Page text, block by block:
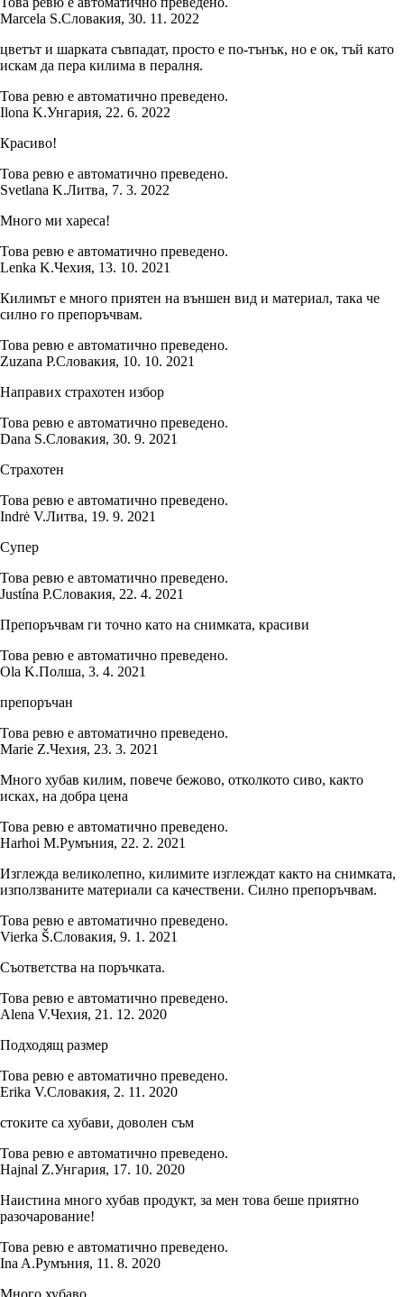
Marcela S.Словакия, 30. 11. 2022
цветът и шарката съвпадат, просто е по-тънък, но е ок, тъй като
искам да пера килима в пералня.
Това ревю е автоматично преведено.
Ilona K.Унгария, 22. 6. 2022
Красиво!
Това ревю е автоматично преведено.
Svetlana K.Литва, 7. 3. 2022
Много ми хареса!
Това ревю е автоматично преведено.
Lenka K.Чехия, 13. 10. 2021
Килимът е много приятен на външен вид и материал, така че
силно го препоръчвам.
Това ревю е автоматично преведено.
Zuzana P.Словакия, 10. 10. 2021
Направих страхотен избор
Това ревю е автоматично преведено.
Dana S.Словакия, 30. 9. 2021
Страхотен
Това ревю е автоматично преведено.
Indrė V.Литва, 19. 9. 2021
Супер
Това ревю е автоматично преведено.
Justína P.Словакия, 22. 4. 2021
Препоръчвам ги точно като на снимката, красиви
Това ревю е автоматично преведено.
Ola K.Полша, 3. 4. 2021
препоръчан
Това ревю е автоматично преведено.
Marie Z.Чехия, 23. 3. 2021
Много хубав килим, повече бежово, отколкото сиво, както
исках, на добра цена
Това ревю е автоматично преведено.
Harhoi M.Румъния, 22. 2. 2021
Изглежда великолепно, килимите изглеждат както на снимката,
използваните материали са качествени. Силно препоръчвам.
Това ревю е автоматично преведено.
Vierka Š.Словакия, 9. 1. 2021
Съответства на поръчката.
Това ревю е автоматично преведено.
Alena V.Чехия, 21. 12. 2020
Подходящ размер
Това ревю е автоматично преведено.
Erika V.Словакия, 2. 11. 2020
стоките са хубави, доволен съм
Това ревю е автоматично преведено.
Hajnal Z.Унгария, 17. 10. 2020
Наистина много хубав продукт, за мен това беше приятно
разочарование!
Това ревю е автоматично преведено.
Ina A.Румъния, 11. 8. 2020